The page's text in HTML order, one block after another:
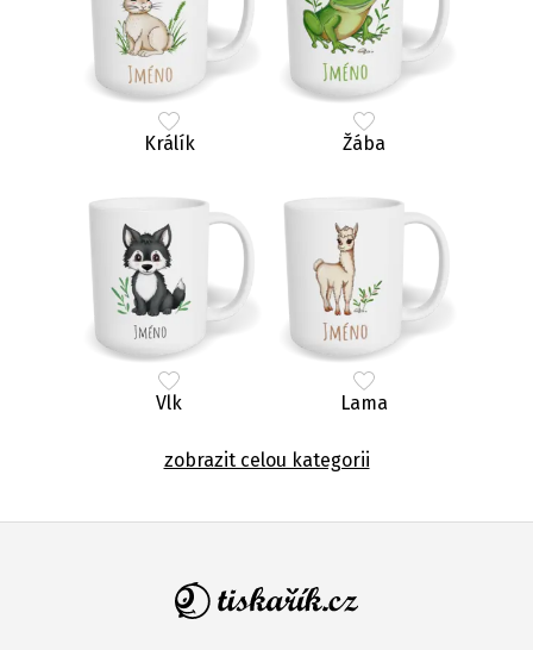
Králík Žába
Vlk Lama
zobrazit celou kategorii